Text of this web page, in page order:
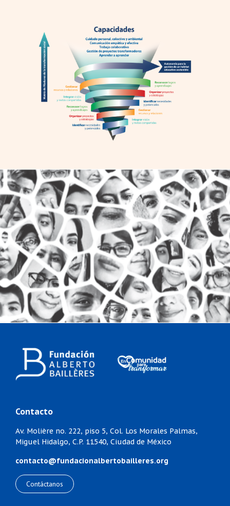
Contacto
Av. Molière no. 222, piso 5, Col. Los Morales Palmas,
Miguel Hidalgo, C.P. 11540, Ciudad de México
contacto@fundacionalbertobailleres.org
Contáctanos